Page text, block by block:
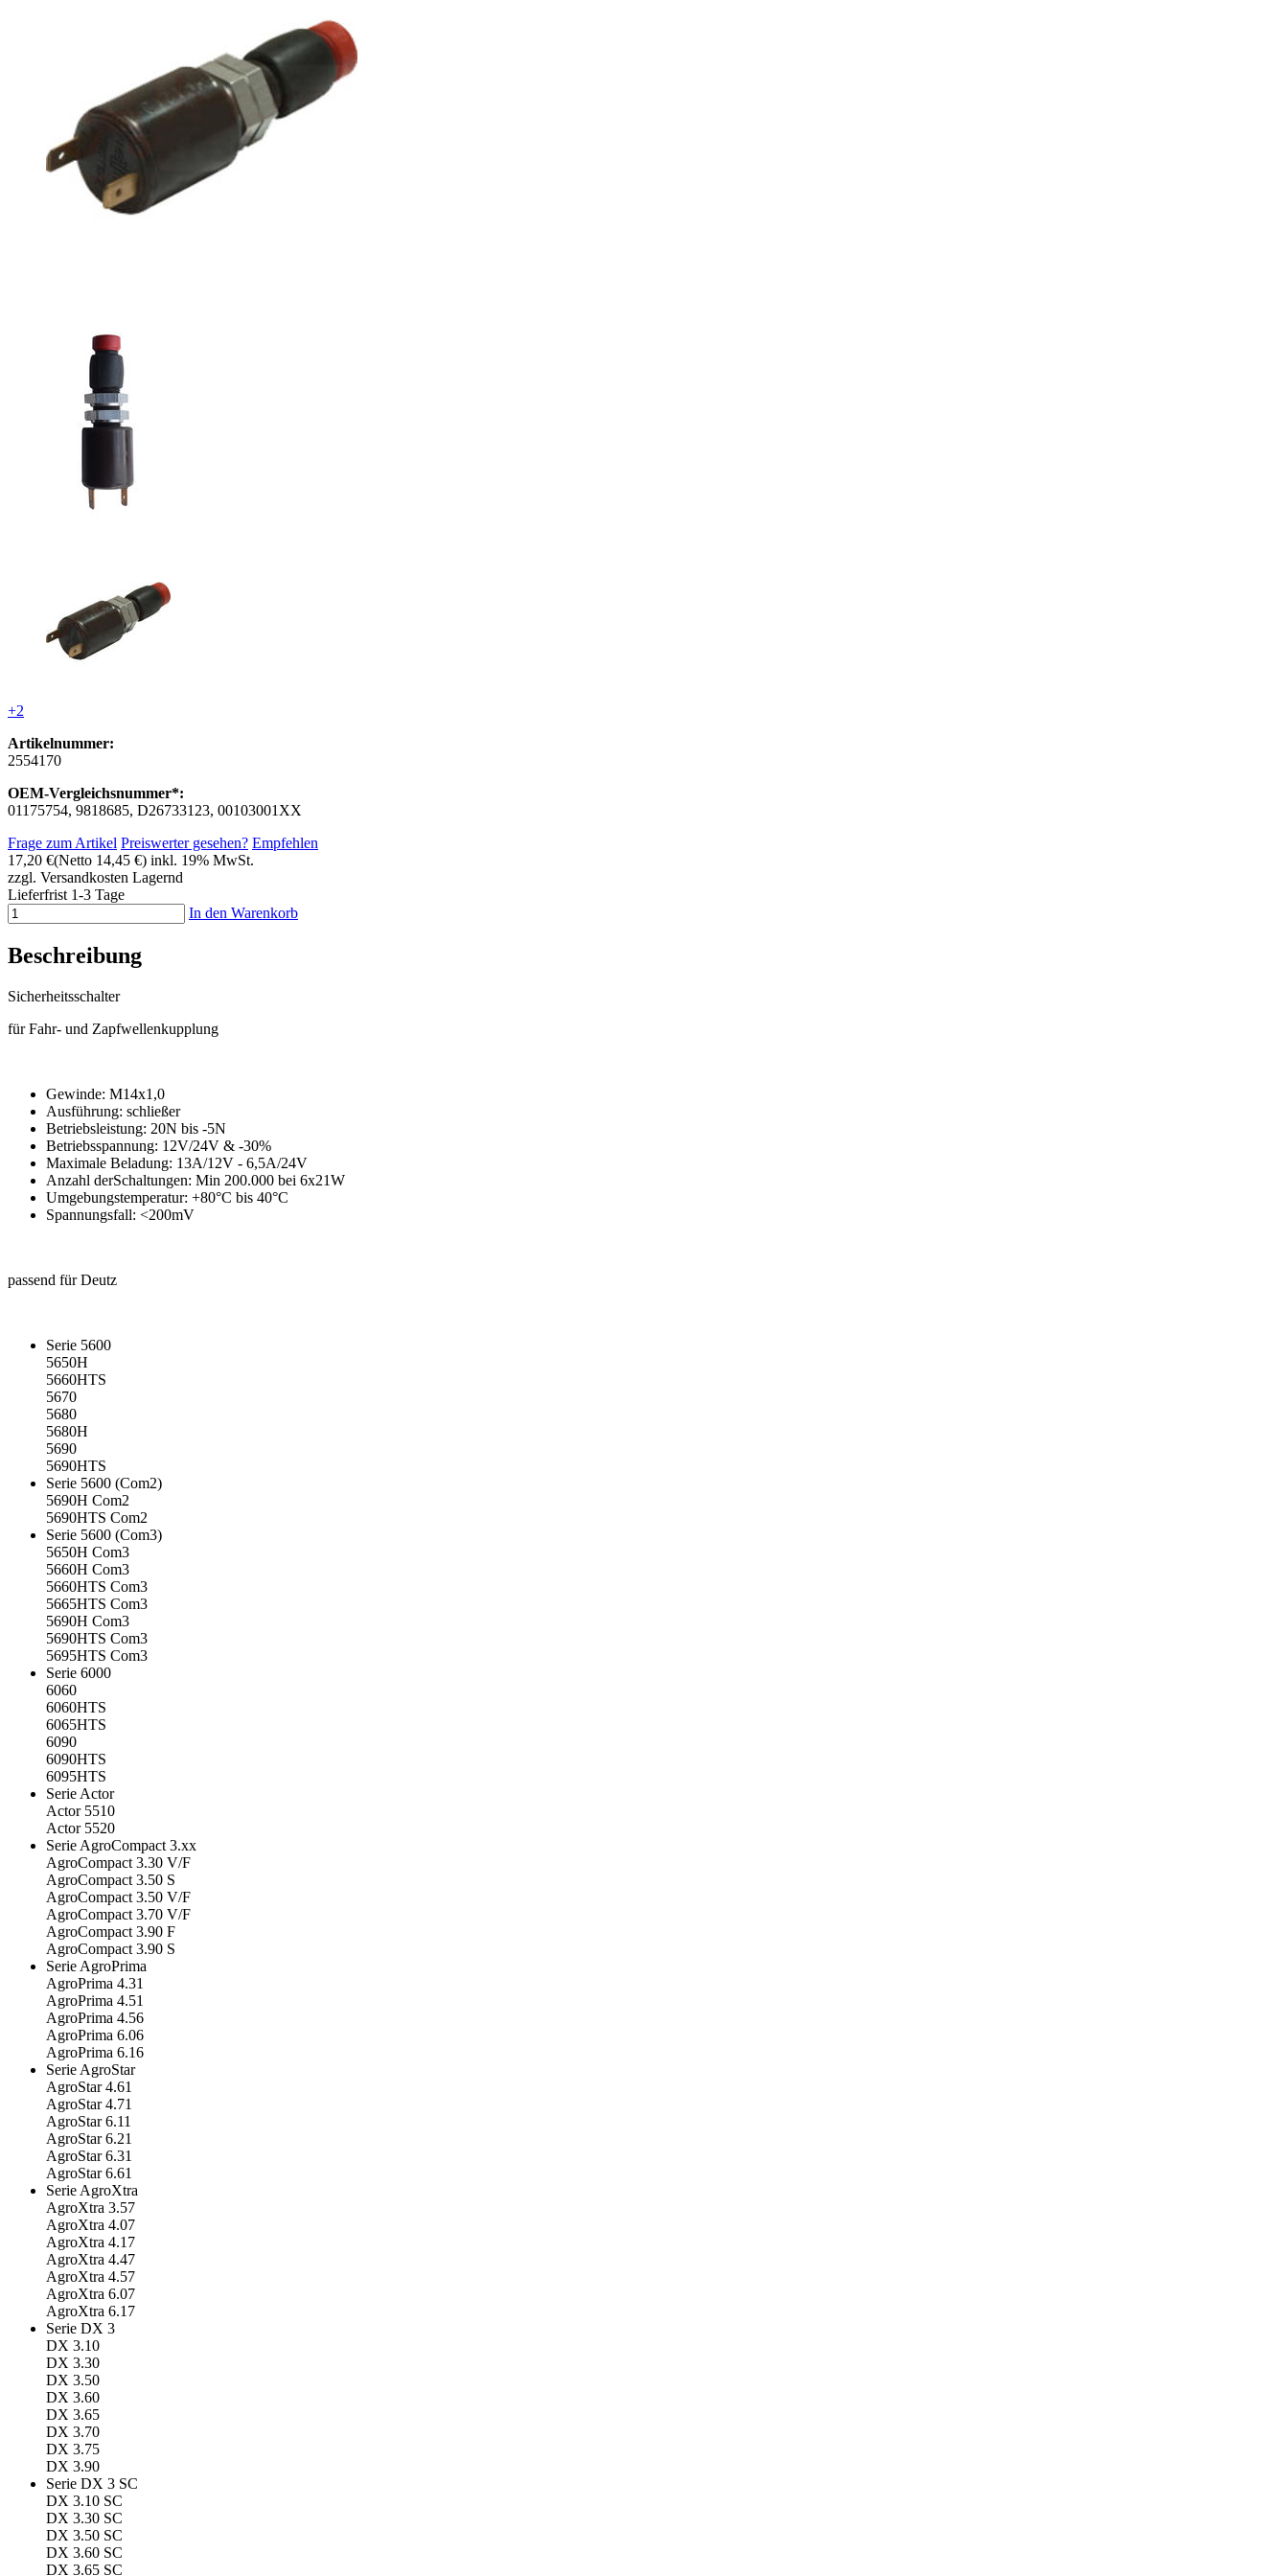
+2
Artikelnummer:
2554170
OEM-Vergleichsnummer*:
01175754, 9818685, D26733123, 00103001XX
Frage zum Artikel Preiswerter gesehen? Empfehlen
17,20 €(Netto 14,45 €) inkl. 19% MwSt.
zzgl. Versandkosten Lagernd
Lieferfrist 1-3 Tage
In den Warenkorb
Beschreibung
Sicherheitsschalter
für Fahr- und Zapfwellenkupplung
Gewinde: M14x1,0
Ausführung: schließer
Betriebsleistung: 20N bis -5N
Betriebsspannung: 12V/24V & -30%
Maximale Beladung: 13A/12V - 6,5A/24V
Anzahl derSchaltungen: Min 200.000 bei 6x21W
Umgebungstemperatur: +80°C bis 40°C
Spannungsfall: <200mV
passend für Deutz
Serie 5600
5650H
5660HTS
5670
5680
5680H
5690
5690HTS
Serie 5600 (Com2)
5690H Com2
5690HTS Com2
Serie 5600 (Com3)
5650H Com3
5660H Com3
5660HTS Com3
5665HTS Com3
5690H Com3
5690HTS Com3
5695HTS Com3
Serie 6000
6060
6060HTS
6065HTS
6090
6090HTS
6095HTS
Serie Actor
Actor 5510
Actor 5520
Serie AgroCompact 3.xx
AgroCompact 3.30 V/F
AgroCompact 3.50 S
AgroCompact 3.50 V/F
AgroCompact 3.70 V/F
AgroCompact 3.90 F
AgroCompact 3.90 S
Serie AgroPrima
AgroPrima 4.31
AgroPrima 4.51
AgroPrima 4.56
AgroPrima 6.06
AgroPrima 6.16
Serie AgroStar
AgroStar 4.61
AgroStar 4.71
AgroStar 6.11
AgroStar 6.21
AgroStar 6.31
AgroStar 6.61
Serie AgroXtra
AgroXtra 3.57
AgroXtra 4.07
AgroXtra 4.17
AgroXtra 4.47
AgroXtra 4.57
AgroXtra 6.07
AgroXtra 6.17
Serie DX 3
DX 3.10
DX 3.30
DX 3.50
DX 3.60
DX 3.65
DX 3.70
DX 3.75
DX 3.90
Serie DX 3 SC
DX 3.10 SC
DX 3.30 SC
DX 3.50 SC
DX 3.60 SC
DX 3.65 SC